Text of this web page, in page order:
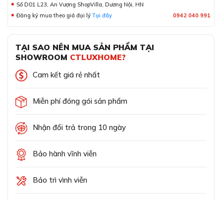
Số D01 L23, An Vượng ShopVilla, Dương Nội, HN
Đăng ký mua theo giá đại lý Tại đây 0942 040 991
TẠI SAO NÊN MUA SẢN PHẨM TẠI
SHOWROOM CTLUXHOME?
Cam kết giá rẻ nhất
Miễn phí đóng gói sản phẩm
Nhận đổi trả trong 10 ngày
Bảo hành vĩnh viễn
Bảo trì vình viễn